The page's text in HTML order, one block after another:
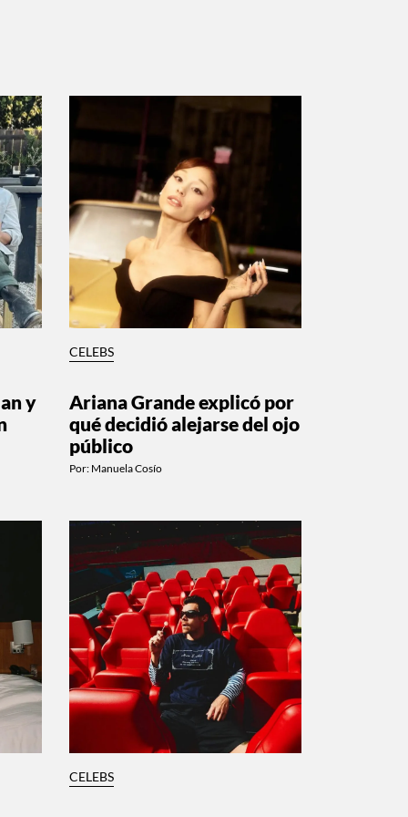
y
CELEBS
Ariana Grande explicó por
qué decidió alejarse del ojo
público
Por: Manuela Cosío
CELEBS